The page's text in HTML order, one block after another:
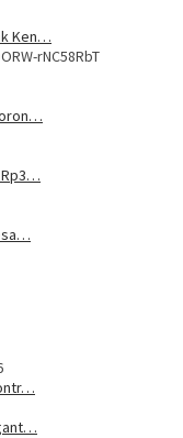
Ken…
rNC58RbT
Rp3…